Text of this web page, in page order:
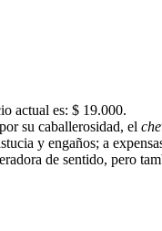
actual es: $ 19.000.
su caballerosidad, el
y engaños; a
de sentido, pero